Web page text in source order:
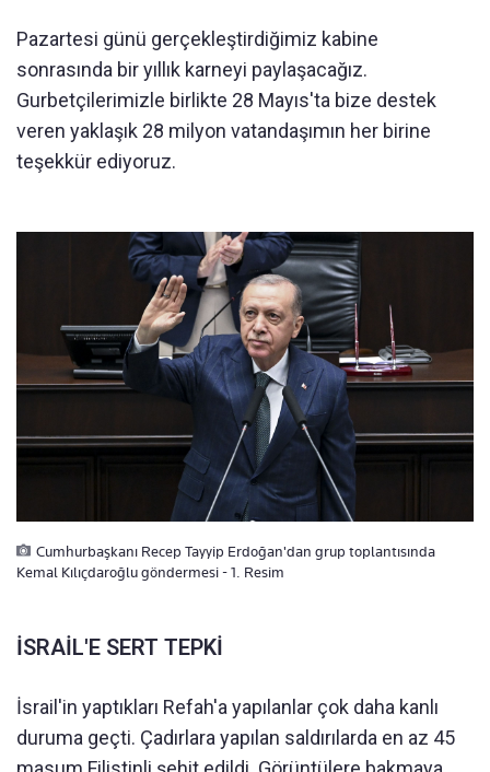
Pazartesi günü gerçekleştirdiğimiz kabine
sonrasında bir yıllık karneyi paylaşacağız.
Gurbetçilerimizle birlikte 28 Mayıs'ta bize destek
veren yaklaşık 28 milyon vatandaşımın her birine
teşekkür ediyoruz.
Cumhurbaşkanı Recep Tayyip Erdoğan'dan grup toplantısında
Kemal Kılıçdaroğlu göndermesi - 1. Resim
İSRAİL'E SERT TEPKİ
İsrail'in yaptıkları Refah'a yapılanlar çok daha kanlı
duruma geçti. Çadırlara yapılan saldırılarda en az 45